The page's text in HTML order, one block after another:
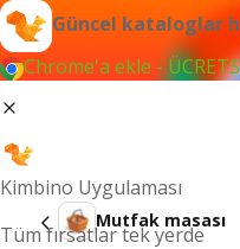
Güncel kataloglar
Chrome'a ekle -
Kimbino Uygulaması
Tüm fırsatlar tek yerde
Mutfak masası